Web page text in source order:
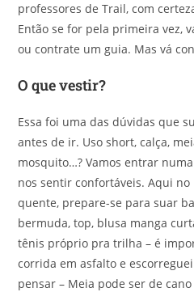
professores de Trail, com
Então se for pela primeira vez,
ou contrate um guia. Mas vá
O que vestir?
Essa foi uma das dúvidas que
antes de ir. Uso short, calça,
mosquito…? Vamos entrar
nos sentir confortáveis. Aqui
quente, prepare-se para suar
bermuda, top, blusa manga
tênis próprio pra trilha – é
corrida em asfalto e
pensar – Meia pode ser de